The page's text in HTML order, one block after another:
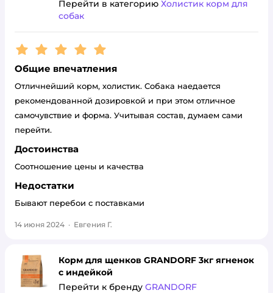
Перейти в категорию Холистик корм для
собак
Рейтинг:5
Общие впечатления
Отличнейший корм, холистик. Собака наедается
рекомендованной дозировкой и при этом отличное
самочувствие и форма. Учитывая состав, думаем сами
перейти.
Достоинства
Соотношение цены и качества
Недостатки
Бывают перебои с поставками
14 июня 2024 · Евгения Г.
Корм для щенков GRANDORF 3кг ягненок
с индейкой
Перейти к бренду GRANDORF